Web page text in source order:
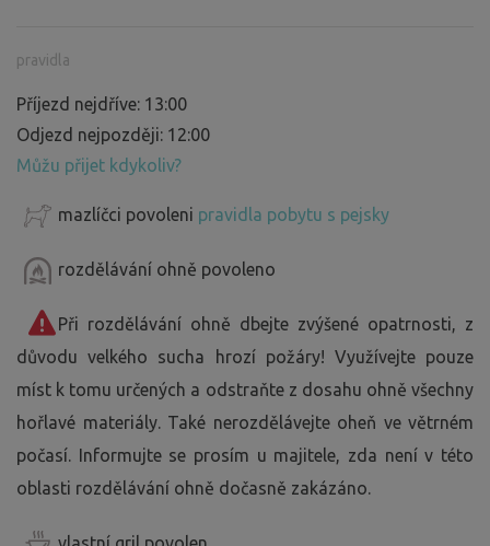
pravidla
Příjezd nejdříve: 13:00
Odjezd nejpozději: 12:00
Můžu přijet kdykoliv?
mazlíčci povoleni pravidla pobytu s pejsky
rozdělávání ohně povoleno
Při rozdělávání ohně dbejte zvýšené opatrnosti, z
důvodu velkého sucha hrozí požáry! Využívejte pouze
míst k tomu určených a odstraňte z dosahu ohně všechny
hořlavé materiály. Také nerozdělávejte oheň ve větrném
počasí. Informujte se prosím u majitele, zda není v této
oblasti rozdělávání ohně dočasně zakázáno.